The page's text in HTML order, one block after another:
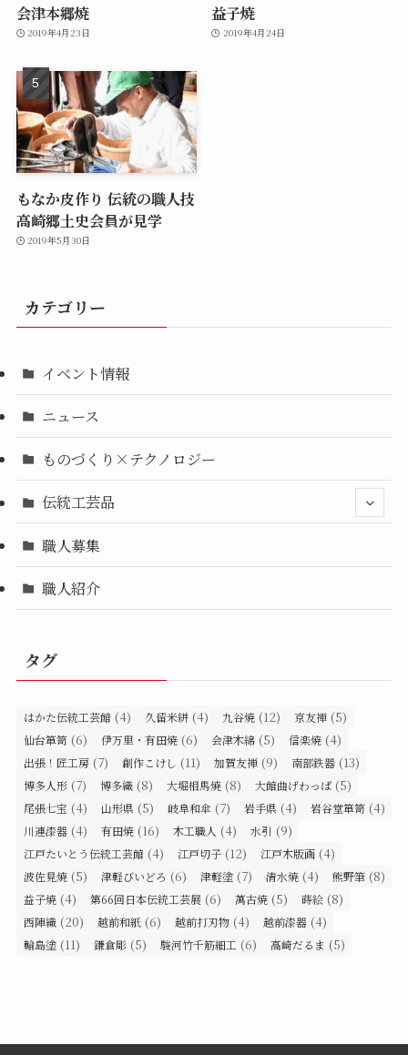
会津本郷焼
2019年4月23日
益子焼
2019年4月24日
もなか皮作り 伝統の職人技
高崎郷土史会員が見学
2019年5月30日
カテゴリー
イベント情報
ニュース
ものづくり×テクノロジー
伝統工芸品
職人募集
職人紹介
タグ
はかた伝統工芸館 (4) 久留米絣 (4) 九谷焼 (12) 京友禅 (5)
仙台箪笥 (6) 伊万里・有田焼 (6) 会津木綿 (5) 信楽焼 (4)
出張！匠工房 (7) 創作こけし (11) 加賀友禅 (9) 南部鉄器 (13)
博多人形 (7) 博多織 (8) 大堀相馬焼 (8) 大館曲げわっぱ (5)
尾張七宝 (4) 山形県 (5) 岐阜和傘 (7) 岩手県 (4) 岩谷堂箪笥 (4)
川連漆器 (4) 有田焼 (16) 木工職人 (4) 水引 (9)
江戸たいとう伝統工芸館 (4) 江戸切子 (12) 江戸木版画 (4)
波佐見焼 (5) 津軽びいどろ (6) 津軽塗 (7) 清水焼 (4) 熊野筆 (8)
益子焼 (4) 第66回日本伝統工芸展 (6) 萬古焼 (5) 蒔絵 (8)
西陣織 (20) 越前和紙 (6) 越前打刃物 (4) 越前漆器 (4)
輪島塗 (11) 鎌倉彫 (5) 駿河竹千筋細工 (6) 高崎だるま (5)